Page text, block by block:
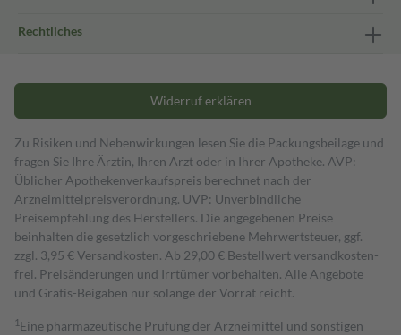
Rechtliches
Widerruf erklären
Zu Risiken und Nebenwirkungen lesen Sie die Packungsbeilage und
fragen Sie Ihre Ärztin, Ihren Arzt oder in Ihrer Apotheke. AVP:
Üblicher Apothekenverkaufspreis berechnet nach der
Arzneimittelpreisverordnung. UVP: Unverbindliche
Preisempfehlung des Herstellers. Die angegebenen Preise
beinhalten die gesetzlich vorgeschriebene Mehrwertsteuer, ggf.
zzgl. 3,95 € Versandkosten. Ab 29,00 € Bestell­wert versand­kosten­
frei. Preisänderungen und Irrtümer vorbehalten. Alle Angebote
und Gratis-Beigaben nur solange der Vorrat reicht.
1 Eine pharmazeutische Prüfung der Arzneimittel und sonstigen